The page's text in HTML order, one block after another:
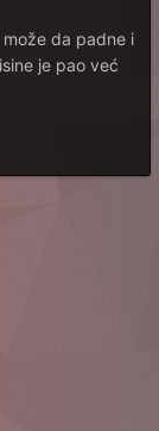
da padne i
je pao već